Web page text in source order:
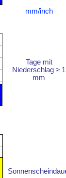
mm/inch
Tage mit
Niederschlag ≥ 1
mm